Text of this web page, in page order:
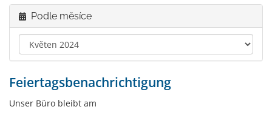
Podle měsíce
Feiertagsbenachrichtigung
Unser Büro bleibt am